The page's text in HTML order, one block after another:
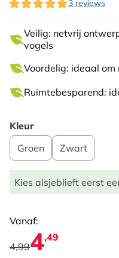
3 reviews
Veilig: netvrij
vogels
Voordelig: ideaal om
Ruimtebesparend:
Kleur
Groen
Zwart
Kies alsjeblieft eerst
Vanaf:
4,994,49